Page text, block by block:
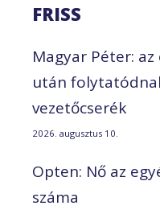
FRISS
Magyar Péter:
után
vezetőcserék
2026. augusztus 10.
Opten: Nő az
száma